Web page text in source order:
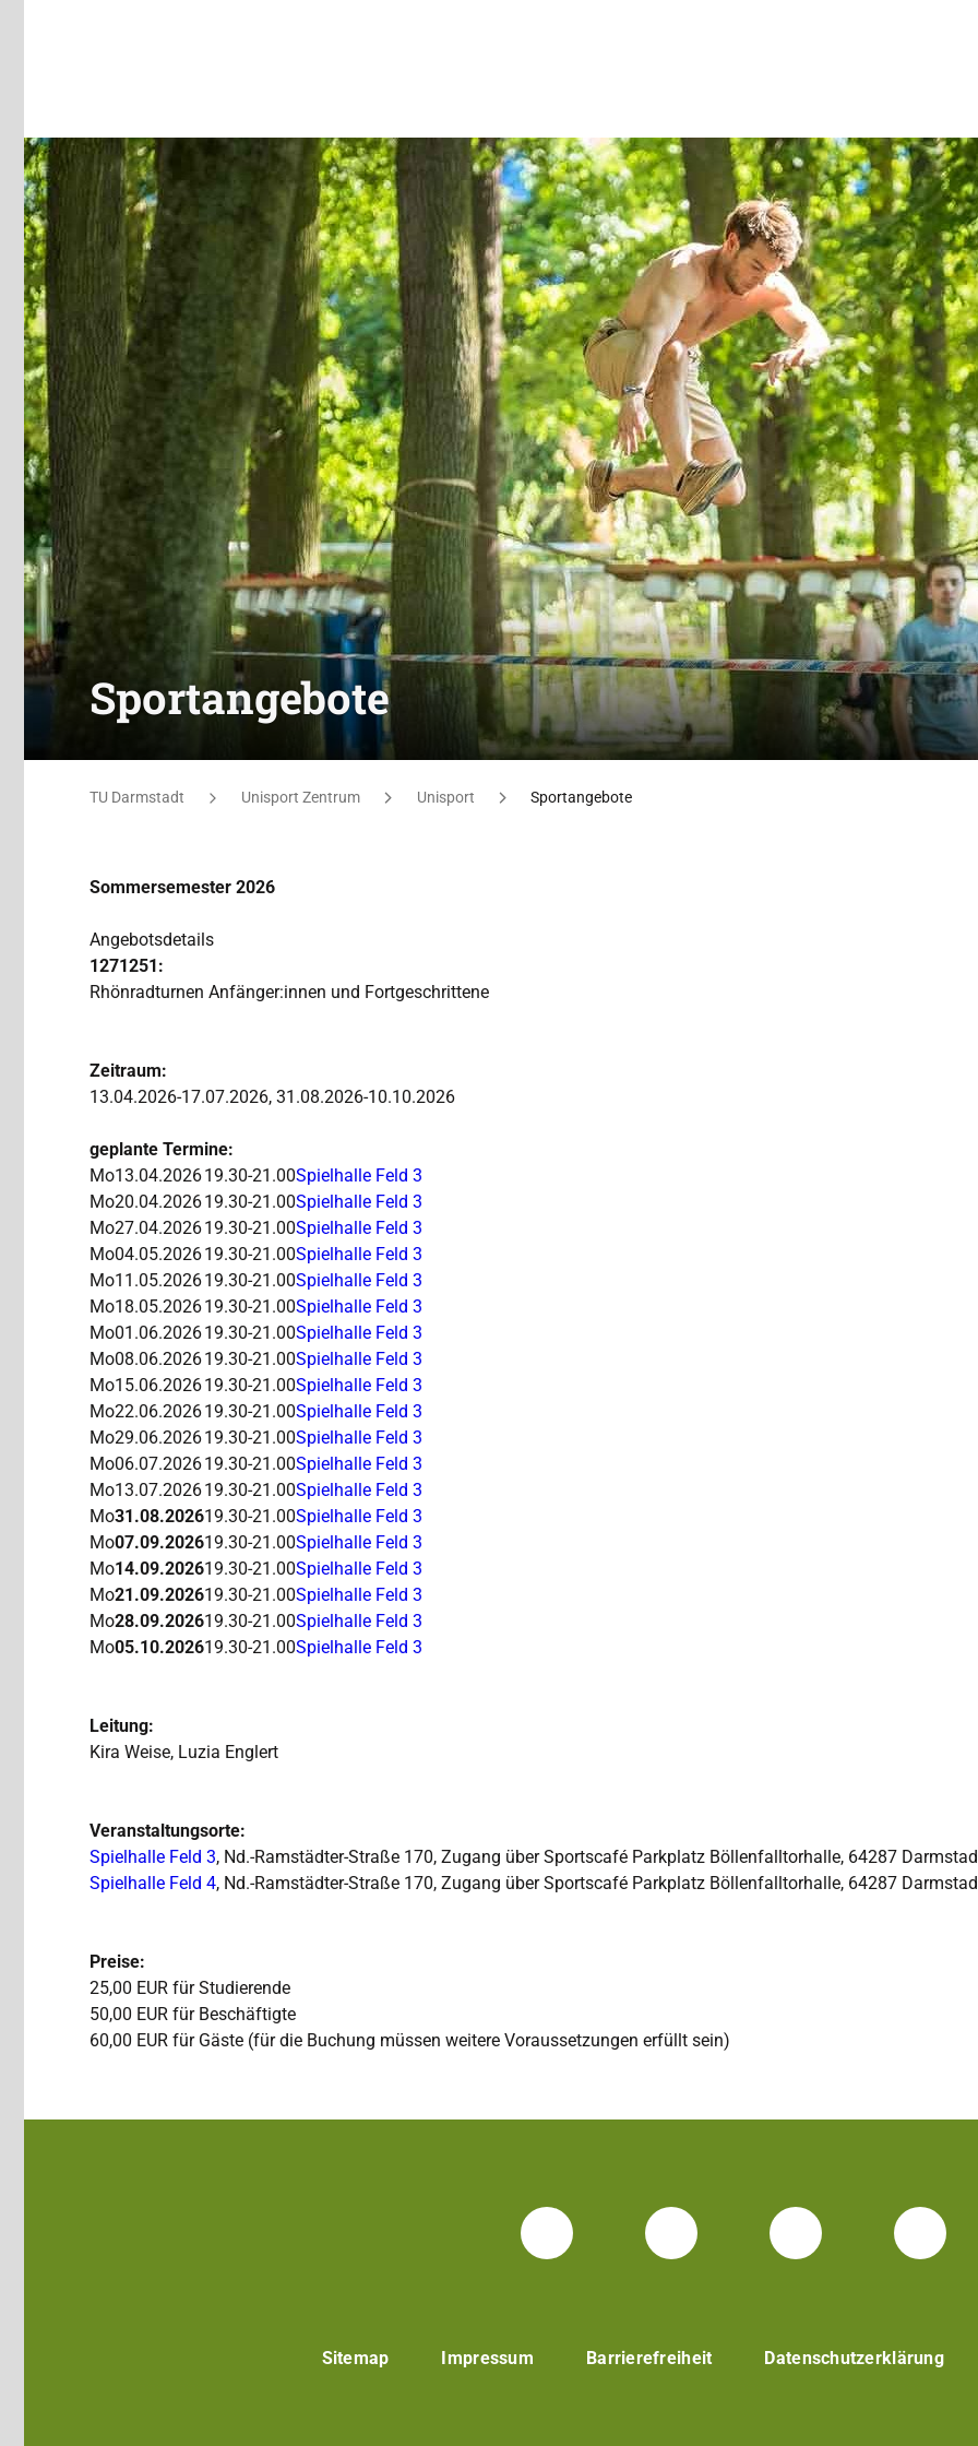
Sportangebote
Sie befinden sich hier:
TU Darmstadt Unisport Zentrum Unisport Sportangebote
Sommersemester 2026
Angebotsdetails
1271251:
Rhönradturnen Anfänger:innen und Fortgeschrittene
Zeitraum:
13.04.2026-17.07.2026, 31.08.2026-10.10.2026
geplante Termine:
Mo13.04.202619.30-21.00Spielhalle Feld 3
Mo20.04.202619.30-21.00Spielhalle Feld 3
Mo27.04.202619.30-21.00Spielhalle Feld 3
Mo04.05.202619.30-21.00Spielhalle Feld 3
Mo11.05.202619.30-21.00Spielhalle Feld 3
Mo18.05.202619.30-21.00Spielhalle Feld 3
Mo01.06.202619.30-21.00Spielhalle Feld 3
Mo08.06.202619.30-21.00Spielhalle Feld 3
Mo15.06.202619.30-21.00Spielhalle Feld 3
Mo22.06.202619.30-21.00Spielhalle Feld 3
Mo29.06.202619.30-21.00Spielhalle Feld 3
Mo06.07.202619.30-21.00Spielhalle Feld 3
Mo13.07.202619.30-21.00Spielhalle Feld 3
Mo31.08.202619.30-21.00Spielhalle Feld 3
Mo07.09.202619.30-21.00Spielhalle Feld 3
Mo14.09.202619.30-21.00Spielhalle Feld 3
Mo21.09.202619.30-21.00Spielhalle Feld 3
Mo28.09.202619.30-21.00Spielhalle Feld 3
Mo05.10.202619.30-21.00Spielhalle Feld 3
Leitung:
Kira Weise, Luzia Englert
Veranstaltungsorte:
Spielhalle Feld 3, Nd.-Ramstädter-Straße 170, Zugang über Sportscafé Parkplatz Böllenfalltorhalle, 64287
Spielhalle Feld 4, Nd.-Ramstädter-Straße 170, Zugang über Sportscafé Parkplatz Böllenfalltorhalle, 64287
Preise:
25,00 EUR für Studierende
50,00 EUR für Beschäftigte
60,00 EUR für Gäste (für die Buchung müssen weitere Voraussetzungen erfüllt sein)
Facebook Unisport-Zentrum
Instagram Unisport-
Youtube TU
Sitemap Impressum Barrierefreiheit Datenschutzerklärung